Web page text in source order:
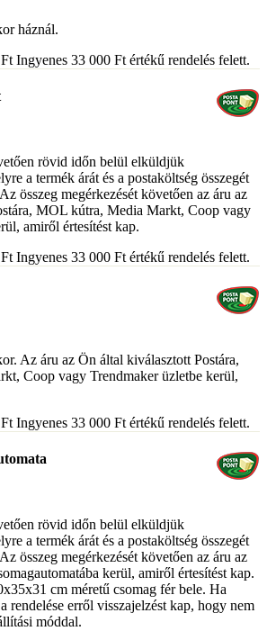
háznál.
Ft Ingyenes 33 000 Ft értékű rendelés felett.
rövid időn belül elküldjük
a termék árát és a postaköltség összegét
összeg megérkezését követően az áru az
MOL kútra, Media Markt, Coop vagy
amiről értesítést kap.
Ft Ingyenes 33 000 Ft értékű rendelés felett.
Az áru az Ön által kiválasztott Postára,
Coop vagy Trendmaker üzletbe kerül,
Ft Ingyenes 33 000 Ft értékű rendelés felett.
rövid időn belül elküldjük
a termék árát és a postaköltség összegét
összeg megérkezését követően az áru az
kerül, amiről értesítést kap.
cm méretű csomag fér bele. Ha
rendelése erről visszajelzést kap, hogy nem
móddal.